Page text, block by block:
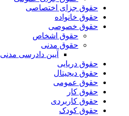
حقوق جزای اختصاصی
حقوق خانواده
حقوق خصوصی
حقوق اشخاص
حقوق مدنی
آیین دادرسی مدنی
حقوق دریایی
حقوق دیجیتال
حقوق عمومی
حقوق کار
حقوق کاربردی
حقوق کودک